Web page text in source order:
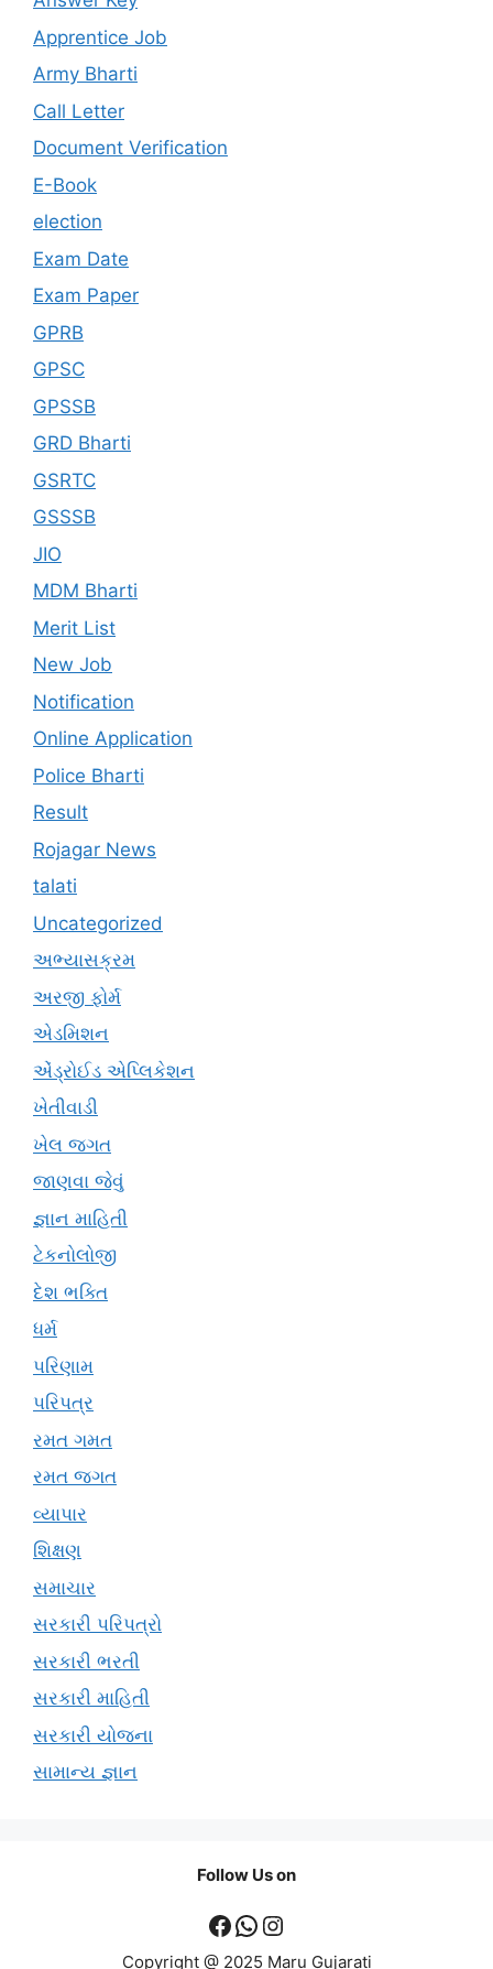
Apprentice Job
Army Bharti
Call Letter
Document Verification
E-Book
election
Exam Date
Exam Paper
GPRB
GPSC
GPSSB
GRD Bharti
GSRTC
GSSSB
JIO
MDM Bharti
Merit List
New Job
Notification
Online Application
Police Bharti
Result
Rojagar News
talati
Uncategorized
અભ્યાસક્રમ
અરજી ફોર્મ
એડમિશન
એંડ્રોઈડ એપ્લિકેશન
ખેતીવાડી
ખેલ જગત
જાણવા જેવું
જ્ઞાન માહિતી
ટેકનોલોજી
દેશ ભક્તિ
ધર્મ
પરિણામ
પરિપત્ર
રમત ગમત
રમત જગત
વ્યાપાર
શિક્ષણ
સમાચાર
સરકારી પરિપત્રો
સરકારી ભરતી
સરકારી માહિતી
સરકારી યોજના
સામાન્ય જ્ઞાન
Follow Us on
Facebook
WhatsApp
Instagram
Copyright @ 2025 Maru Gujarati